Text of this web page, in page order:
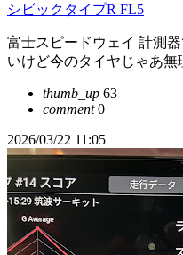
シビックタイプR FL5
富士スピードウェイ 計測
いけど今のタイヤじゃあ無
thumb_up 63
comment0
2026/03/22 11:05